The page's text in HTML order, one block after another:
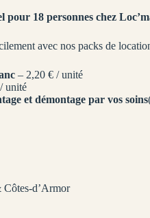
pour 18 personnes chez
avec nos packs de
– 2,20 € / unité
unité
et démontage par vos soins
d’Armor